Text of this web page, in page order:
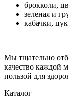
брокколи,
зеленая и
кабачки,
Мы тщательно
качество каждой
пользой для
Каталог